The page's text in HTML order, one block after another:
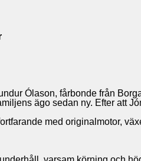
Ólason, fårbonde från
ägo sedan ny. Efter att
med originalmotor,